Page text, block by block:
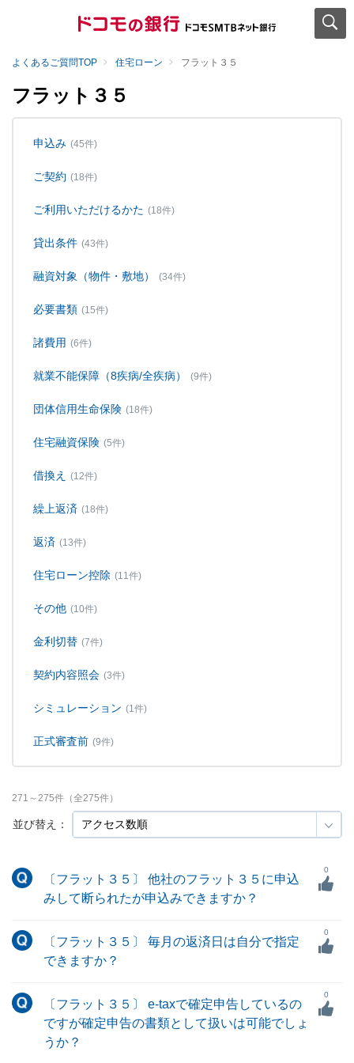
よくあるご質問TOP 住宅ローン フラット３５
フラット３５
申込み (45件)
ご契約 (18件)
ご利用いただけるかた (18件)
貸出条件 (43件)
融資対象（物件・敷地） (34件)
必要書類 (15件)
諸費用 (6件)
就業不能保障（8疾病/全疾病） (9件)
団体信用生命保険 (18件)
住宅融資保険 (5件)
借換え (12件)
繰上返済 (18件)
返済 (13件)
住宅ローン控除 (11件)
その他 (10件)
金利切替 (7件)
契約内容照会 (3件)
シミュレーション (1件)
正式審査前 (9件)
並び替え：
271 ～275件（全275件）
〔フラット３５〕 他社のフラット３５に申込
みして断られたが申込みできますか？
0
〔フラット３５〕 毎月の返済日は自分で指定
できますか？
0
〔フラット３５〕 e-taxで確定申告しているの
ですが確定申告の書類として扱いは可能でしょ
うか？
0